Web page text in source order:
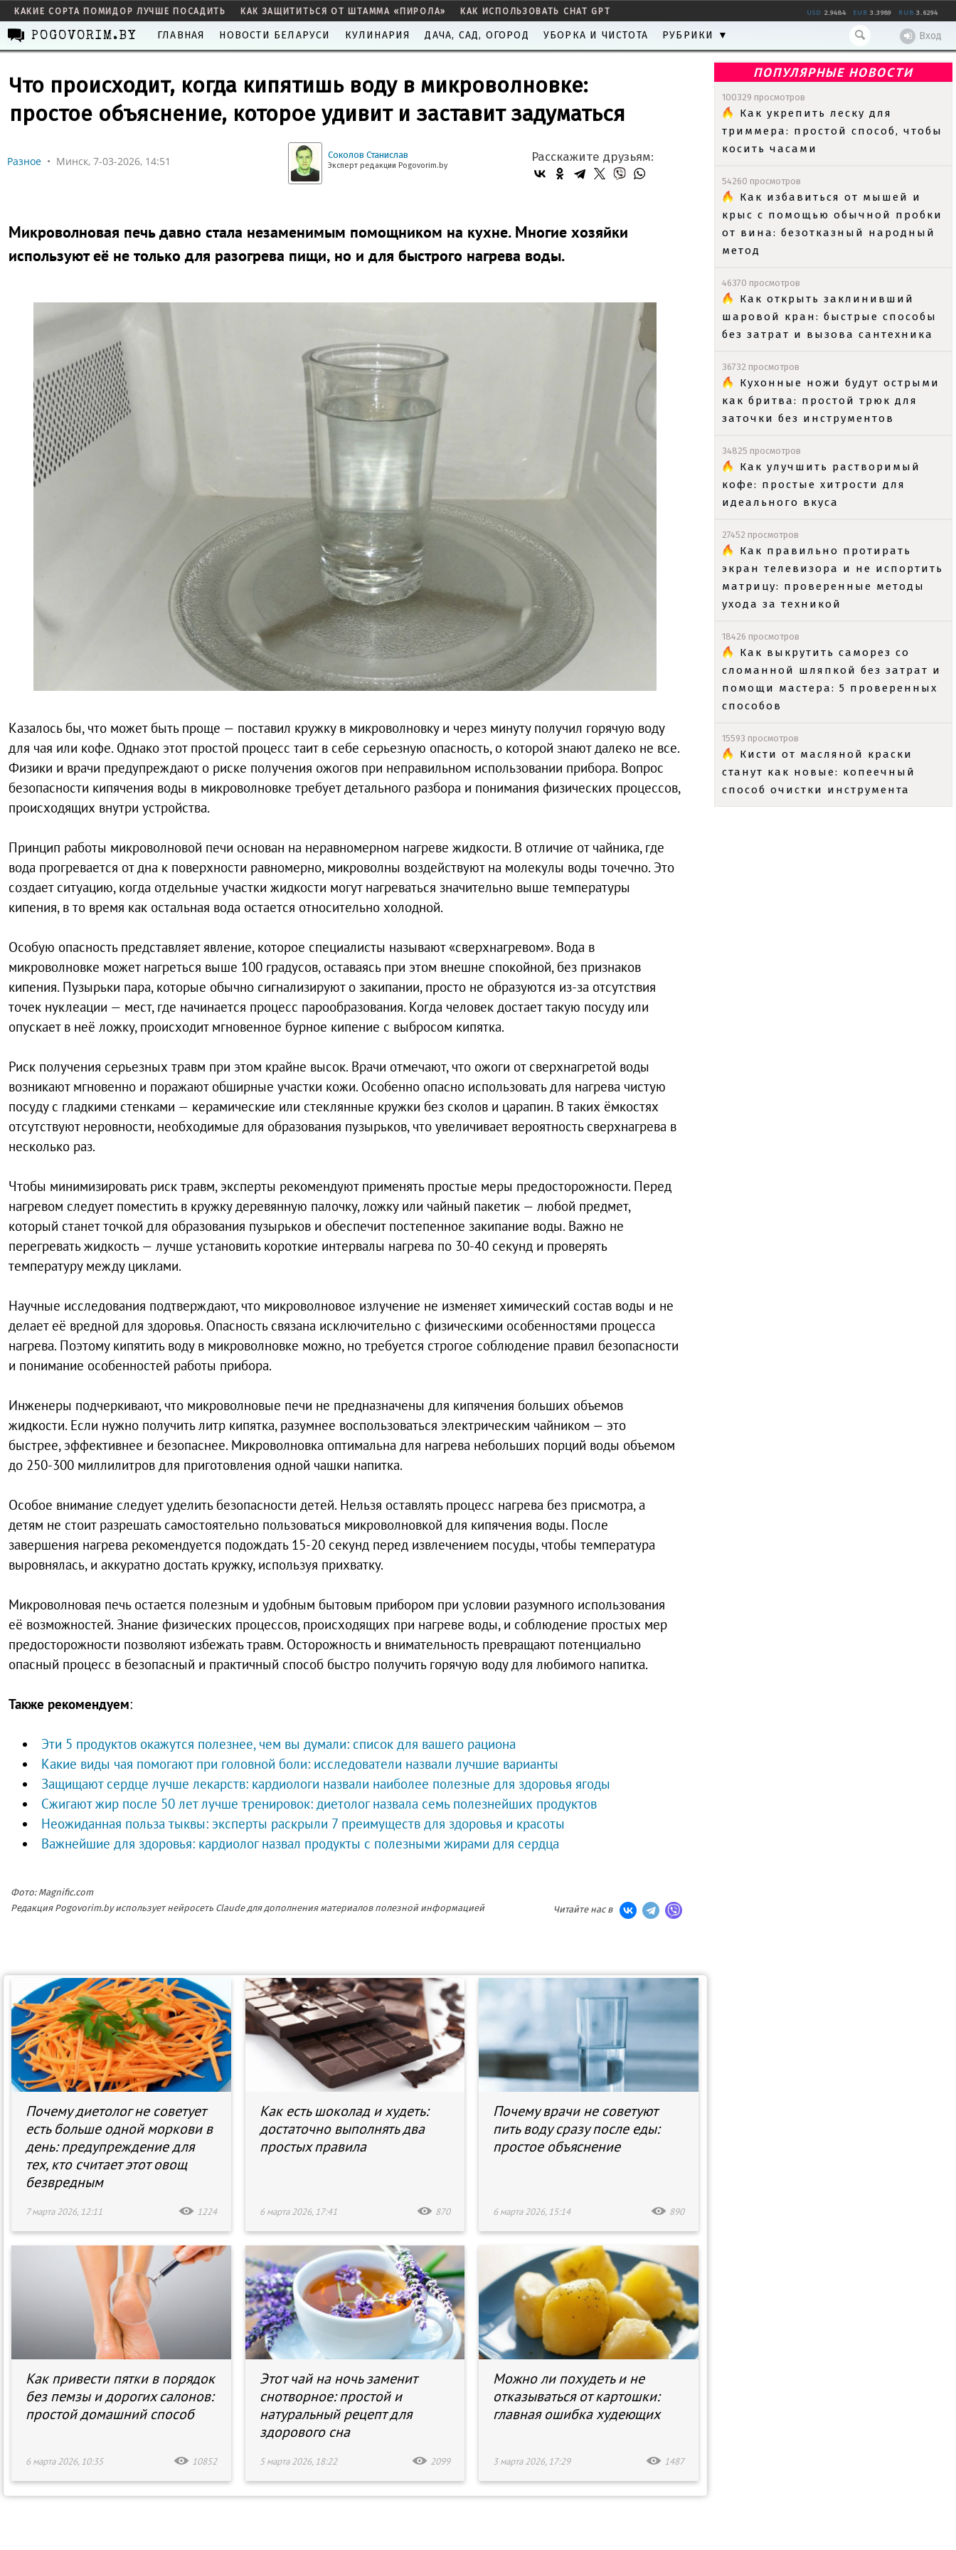
КАКИЕ СОРТА ПОМИДОР ЛУЧШЕ ПОСАДИТЬ КАК ЗАЩИТИТЬСЯ ОТ ШТАММА «ПИРОЛА» КАК ИСПОЛЬЗОВАТЬ CHAT GPT USD 2.9484 EUR 3.3989 RUB 3.6294
Вход
POGOVORIM.BY ГЛАВНАЯ НОВОСТИ БЕЛАРУСИ КУЛИНАРИЯ ДАЧА, САД, ОГОРОД УБОРКА И ЧИСТОТА РУБРИКИ ▼
ПОПУЛЯРНЫЕ НОВОСТИ
100329 просмотров
Как укрепить леску для
триммера: простой способ, чтобы
косить часами
54260 просмотров
Как избавиться от мышей и
крыс с помощью обычной пробки
от вина: безотказный народный
метод
46370 просмотров
Как открыть заклинивший
шаровой кран: быстрые способы
без затрат и вызова сантехника
36732 просмотров
Кухонные ножи будут острыми
как бритва: простой трюк для
заточки без инструментов
34825 просмотров
Как улучшить растворимый
кофе: простые хитрости для
идеального вкуса
27452 просмотров
Как правильно протирать
экран телевизора и не испортить
матрицу: проверенные методы
ухода за техникой
18426 просмотров
Как выкрутить саморез со
сломанной шляпкой без затрат и
помощи мастера: 5 проверенных
способов
15593 просмотров
Кисти от масляной краски
станут как новые: копеечный
способ очистки инструмента
Что происходит, когда кипятишь воду в микроволновке:
простое объяснение, которое удивит и заставит задуматься
Разное • Минск, 7-03-2026, 14:51 Соколов Станислав
Эксперт редакции Pogovorim.by
Расскажите друзьям:
Микроволновая печь давно стала незаменимым помощником на кухне. Многие хозяйки
используют её не только для разогрева пищи, но и для быстрого нагрева воды.
Казалось бы, что может быть проще — поставил кружку в микроволновку и через минуту получил горячую воду
для чая или кофе. Однако этот простой процесс таит в себе серьезную опасность, о которой знают далеко не все.
Физики и врачи предупреждают о риске получения ожогов при неправильном использовании прибора. Вопрос
безопасности кипячения воды в микроволновке требует детального разбора и понимания физических процессов,
происходящих внутри устройства.
Принцип работы микроволновой печи основан на неравномерном нагреве жидкости. В отличие от чайника, где
вода прогревается от дна к поверхности равномерно, микроволны воздействуют на молекулы воды точечно. Это
создает ситуацию, когда отдельные участки жидкости могут нагреваться значительно выше температуры
кипения, в то время как остальная вода остается относительно холодной.
Особую опасность представляет явление, которое специалисты называют «сверхнагревом». Вода в
микроволновке может нагреться выше 100 градусов, оставаясь при этом внешне спокойной, без признаков
кипения. Пузырьки пара, которые обычно сигнализируют о закипании, просто не образуются из-за отсутствия
точек нуклеации — мест, где начинается процесс парообразования. Когда человек достает такую посуду или
опускает в неё ложку, происходит мгновенное бурное кипение с выбросом кипятка.
Риск получения серьезных травм при этом крайне высок. Врачи отмечают, что ожоги от сверхнагретой воды
возникают мгновенно и поражают обширные участки кожи. Особенно опасно использовать для нагрева чистую
посуду с гладкими стенками — керамические или стеклянные кружки без сколов и царапин. В таких ёмкостях
отсутствуют неровности, необходимые для образования пузырьков, что увеличивает вероятность сверхнагрева в
несколько раз.
Чтобы минимизировать риск травм, эксперты рекомендуют применять простые меры предосторожности. Перед
нагревом следует поместить в кружку деревянную палочку, ложку или чайный пакетик — любой предмет,
который станет точкой для образования пузырьков и обеспечит постепенное закипание воды. Важно не
перегревать жидкость — лучше установить короткие интервалы нагрева по 30-40 секунд и проверять
температуру между циклами.
Научные исследования подтверждают, что микроволновое излучение не изменяет химический состав воды и не
делает её вредной для здоровья. Опасность связана исключительно с физическими особенностями процесса
нагрева. Поэтому кипятить воду в микроволновке можно, но требуется строгое соблюдение правил безопасности
и понимание особенностей работы прибора.
Инженеры подчеркивают, что микроволновые печи не предназначены для кипячения больших объемов
жидкости. Если нужно получить литр кипятка, разумнее воспользоваться электрическим чайником — это
быстрее, эффективнее и безопаснее. Микроволновка оптимальна для нагрева небольших порций воды объемом
до 250-300 миллилитров для приготовления одной чашки напитка.
Особое внимание следует уделить безопасности детей. Нельзя оставлять процесс нагрева без присмотра, а
детям не стоит разрешать самостоятельно пользоваться микроволновкой для кипячения воды. После
завершения нагрева рекомендуется подождать 15-20 секунд перед извлечением посуды, чтобы температура
выровнялась, и аккуратно достать кружку, используя прихватку.
Микроволновая печь остается полезным и удобным бытовым прибором при условии разумного использования
её возможностей. Знание физических процессов, происходящих при нагреве воды, и соблюдение простых мер
предосторожности позволяют избежать травм. Осторожность и внимательность превращают потенциально
опасный процесс в безопасный и практичный способ быстро получить горячую воду для любимого напитка.
Также рекомендуем:
Эти 5 продуктов окажутся полезнее, чем вы думали: список для вашего рациона
Какие виды чая помогают при головной боли: исследователи назвали лучшие варианты
Защищают сердце лучше лекарств: кардиологи назвали наиболее полезные для здоровья ягоды
Сжигают жир после 50 лет лучше тренировок: диетолог назвала семь полезнейших продуктов
Неожиданная польза тыквы: эксперты раскрыли 7 преимуществ для здоровья и красоты
Важнейшие для здоровья: кардиолог назвал продукты с полезными жирами для сердца
Фото: Magnific.com
Редакция Pogovorim.by использует нейросеть Claude для дополнения материалов полезной информацией
Читайте нас в
Почему диетолог не советует
есть больше одной моркови в
день: предупреждение для
тех, кто считает этот овощ
безвредным
7 марта 2026, 12:11 1224
Как есть шоколад и худеть:
достаточно выполнять два
простых правила
6 марта 2026, 17:41 870
Почему врачи не советуют
пить воду сразу после еды:
простое объяснение
6 марта 2026, 15:14 890
Как привести пятки в порядок
без пемзы и дорогих салонов:
простой домашний способ
6 марта 2026, 10:35 10852
Этот чай на ночь заменит
снотворное: простой и
натуральный рецепт для
здорового сна
5 марта 2026, 18:22 2099
Можно ли похудеть и не
отказываться от картошки:
главная ошибка худеющих
3 марта 2026, 17:29 1487